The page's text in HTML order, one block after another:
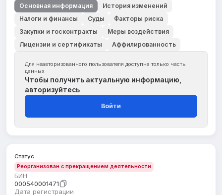
Основная информация
История изменений
Налоги и финансы
Суды
Факторы риска
Закупки и госконтракты
Меры воздействия
Лицензии и сертификаты
Аффилированность
Для неавторизованного пользователя доступна только часть
данных
Чтобы получить актуальную информацию,
авторизуйтесь
Войти
Статус
Реорганизован с прекращением деятельности
БИН
000540001471
Дата регистрации